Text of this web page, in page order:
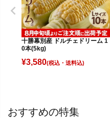
十勝幕別産 ドルチェドリーム 1
0本(5kg)
¥3,580(税込)
おすすめの特集